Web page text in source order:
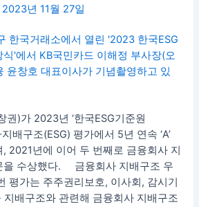
2023년 11월 27일
권)가 2023년 ‘한국ESG기준원
지배구조(ESG) 평가에서 5년 연속 ‘A’
2021년에 이어 두 번째로 금융회사 지
을 수상했다. 금융회사 지배구조 우
평가는 주주권리보호, 이사회, 감시기
지배구조와 관련해 금융회사 지배구조